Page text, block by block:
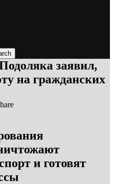
заявил,
на гражданских
и готовят